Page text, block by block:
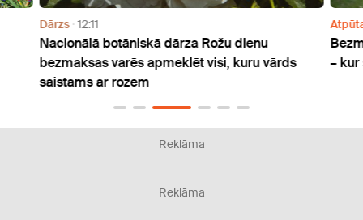
Dārzs 12:11
Nacionālā botāniskā dārza Rožu dienu
bezmaksas varēs apmeklēt visi, kuru vārds
saistāms ar rozēm
– kur
Reklāma
Reklāma